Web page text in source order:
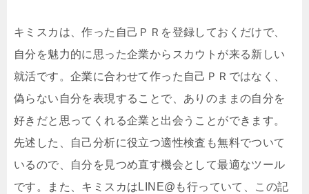
キミスカは、作った自己ＰＲを登録しておくだけで、
自分を魅力的に思った企業からスカウトが来る新しい
就活です。企業に合わせて作った自己ＰＲではなく、
偽らない自分を表現することで、ありのままの自分を
好きだと思ってくれる企業と出会うことができます。
先述した、自己分析に役立つ適性検査も無料でついて
いるので、自分を見つめ直す機会として最適なツール
です。また、キミスカはLINE@も行っていて、この記